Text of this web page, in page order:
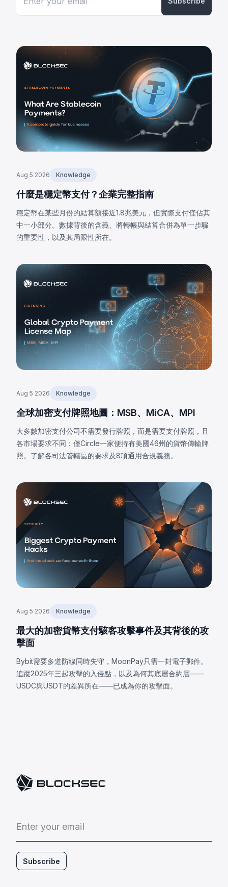
Aug 5 2026 Knowledge
什麼是穩定幣支付？企業完整指南
穩定幣在某些月份的結算額接近1.8兆美元，但實際支付僅佔其
中一小部分。數據背後的含義、將轉帳與結算合併為單一步驟
的重要性，以及其局限性所在。
Aug 5 2026 Knowledge
全球加密支付牌照地圖：MSB、MiCA、MPI
大多數加密支付公司不需要發行牌照，而是需要支付牌照，且
各市場要求不同：僅Circle一家便持有美國46州的貨幣傳輸牌
照。了解各司法管轄區的要求及8項通用合規義務。
Aug 5 2026 Knowledge
最大的加密貨幣支付駭客攻擊事件及其背後的攻
擊面
Bybit需要多道防線同時失守，MoonPay只需一封電子郵件。
追蹤2025年三起攻擊的入侵點，以及為何其底層合約層——
USDC與USDT的差異所在——已成為你的攻擊面。
Enter your email
Subscribe